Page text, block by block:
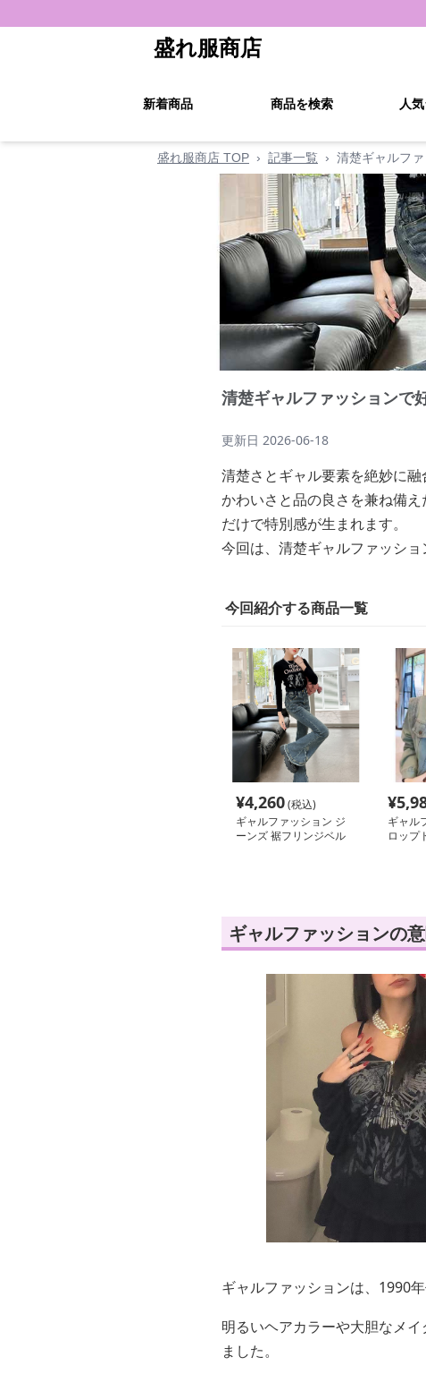
盛れ服商店
新着商品 商品を検索 人
盛れ服商店 TOP › 記事一覧 › 清楚ギャルフ
清楚ギャルファッションで
更新日 2026-06-18
清楚さとギャル要素を絶妙に
かわいさと品の良さを兼ね備
だけで特別感が生まれます。
今回は、清楚ギャルファッショ
今回紹介する商品一覧
¥4,260(税込)
ギャルファッション ジ
ーンズ 裾フリンジベル
¥
ギャル
ロップ
ギャルファッションの
ギャルファッションは、1990
明るいヘアカラーや大胆なメイ
ました。